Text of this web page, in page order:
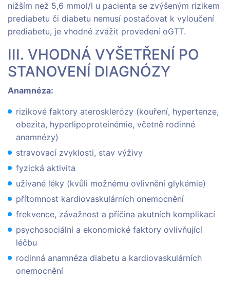
nižším než 5,6 mmol/l u pacienta se zvýšeným rizikem
prediabetu či diabetu nemusí postačovat k vyloučení
prediabetu, je vhodné zvážit provedení oGTT.
III. VHODNÁ VYŠETŘENÍ PO
STANOVENÍ DIAGNÓZY
Anamnéza:
rizikové faktory aterosklerózy (kouření, hypertenze,
obezita, hyperlipoproteinémie, včetně rodinné
anamnézy)
stravovací zvyklosti, stav výživy
fyzická aktivita
užívané léky (kvůli možnému ovlivnění glykémie)
přítomnost kardiovaskulárních onemocnění
frekvence, závažnost a příčina akutních komplikací
psychosociální a ekonomické faktory ovlivňující
léčbu
rodinná anamnéza diabetu a kardiovaskulárních
onemocnění